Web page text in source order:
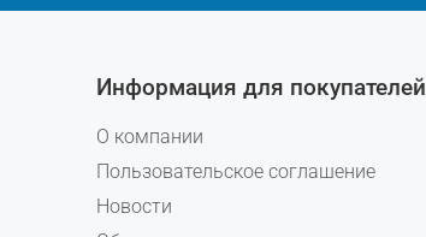
Информация для покупателей
О компании
Пользовательское соглашение
Новости